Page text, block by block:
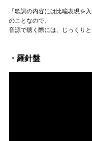
「歌詞の内容には比喩表現を
のことなので、
音源で聴く際には、じっくり
・羅針盤